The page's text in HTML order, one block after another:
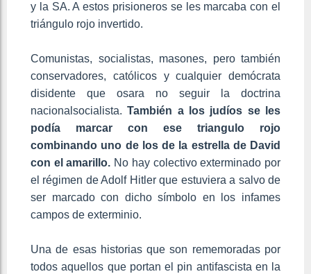
y la SA. A estos prisioneros se les marcaba con el
triángulo rojo invertido.
Comunistas, socialistas, masones, pero también
conservadores, católicos y cualquier demócrata
disidente que osara no seguir la doctrina
nacionalsocialista.También a los judíos se les
podía marcar con ese triangulo rojo
combinando uno de los de la estrella de David
con el amarillo. No hay colectivo exterminado por
el régimen de Adolf Hitler que estuviera a salvo de
ser marcado con dicho símbolo en los infames
campos de exterminio.
Una de esas historias que son rememoradas por
todos aquellos que portan el pin antifascista en la